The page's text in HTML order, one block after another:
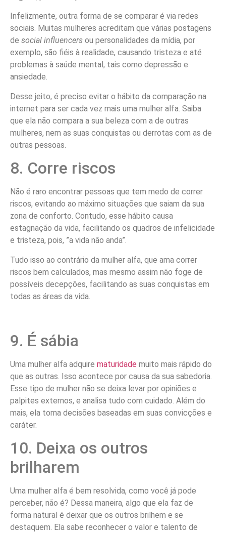
Infelizmente, outra forma de se comparar é via redes
sociais. Muitas mulheres acreditam que várias postagens
de social influencers ou personalidades da mídia, por
exemplo, são fiéis à realidade, causando tristeza e até
problemas à saúde mental, tais como depressão e
ansiedade.
Desse jeito, é preciso evitar o hábito da comparação na
internet para ser cada vez mais uma mulher alfa. Saiba
que ela não compara a sua beleza com a de outras
mulheres, nem as suas conquistas ou derrotas com as de
outras pessoas.
8. Corre riscos
Não é raro encontrar pessoas que tem medo de correr
riscos, evitando ao máximo situações que saiam da sua
zona de conforto. Contudo, esse hábito causa
estagnação da vida, facilitando os quadros de infelicidade
e tristeza, pois, ”a vida não anda”.
Tudo isso ao contrário da mulher alfa, que ama correr
riscos bem calculados, mas mesmo assim não foge de
possíveis decepções, facilitando as suas conquistas em
todas as áreas da vida.
9. É sábia
Uma mulher alfa adquire maturidade muito mais rápido do
que as outras. Isso acontece por causa da sua sabedoria.
Esse tipo de mulher não se deixa levar por opiniões e
palpites externos, e analisa tudo com cuidado. Além do
mais, ela toma decisões baseadas em suas convicções e
caráter.
10. Deixa os outros
brilharem
Uma mulher alfa é bem resolvida, como você já pode
perceber, não é? Dessa maneira, algo que ela faz de
forma natural é deixar que os outros brilhem e se
destaquem. Ela sabe reconhecer o valor e talento de